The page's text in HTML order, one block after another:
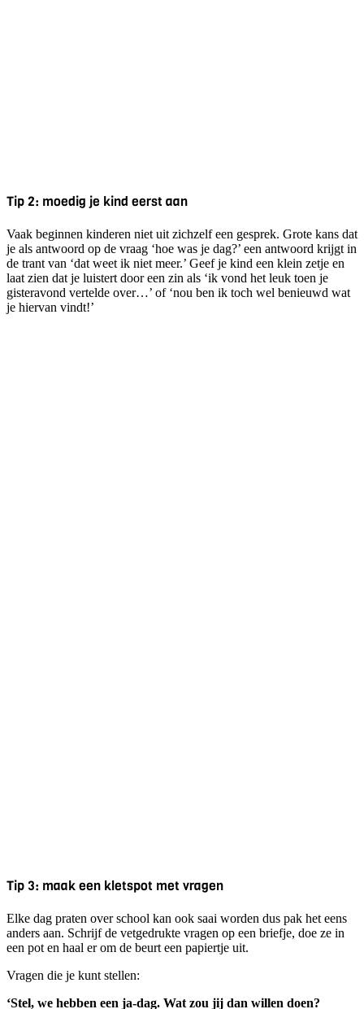
Tip 2: moedig je kind eerst aan
Vaak beginnen kinderen niet uit zichzelf een gesprek. Grote kans dat
je als antwoord op de vraag ‘hoe was je dag?’ een antwoord krijgt in
de trant van ‘dat weet ik niet meer.’ Geef je kind een klein zetje en
laat zien dat je luistert door een zin als ‘ik vond het leuk toen je
gisteravond vertelde over…’ of ‘nou ben ik toch wel benieuwd wat
je hiervan vindt!’
Tip 3: maak een kletspot met vragen
Elke dag praten over school kan ook saai worden dus pak het eens
anders aan. Schrijf de vetgedrukte vragen op een briefje, doe ze in
een pot en haal er om de beurt een papiertje uit.
Vragen die je kunt stellen:
‘Stel, we hebben een ja-dag. Wat zou jij dan willen doen?